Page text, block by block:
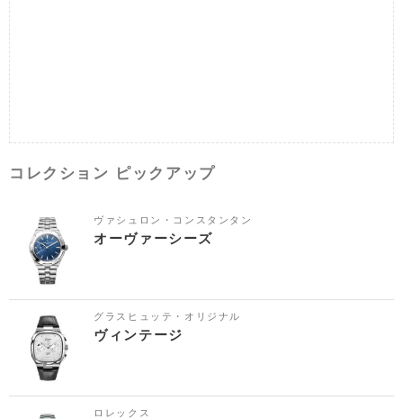
コレクション ピックアップ
ヴァシュロン・コンスタンタン
オーヴァーシーズ
グラスヒュッテ・オリジナル
ヴィンテージ
ロレックス